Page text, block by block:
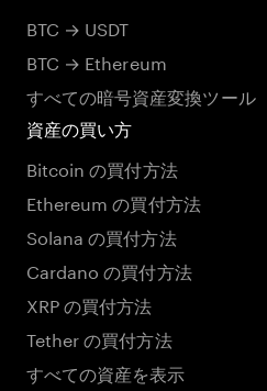
BTC → USDT
BTC → Ethereum
すべての暗号資産変換ツール
資産の買い方
Bitcoin の買付方法
Ethereum の買付方法
Solana の買付方法
Cardano の買付方法
XRP の買付方法
Tether の買付方法
すべての資産を表示